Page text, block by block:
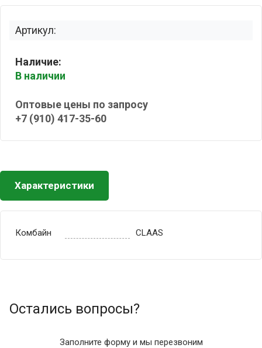
Артикул:
Наличие:
В наличии
Оптовые цены по запросу
+7 (910) 417-35-60
Характеристики
Комбайн CLAAS
Остались вопросы?
Заполните форму и мы перезвоним